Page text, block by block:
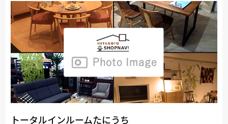
トータルインルームたにうち